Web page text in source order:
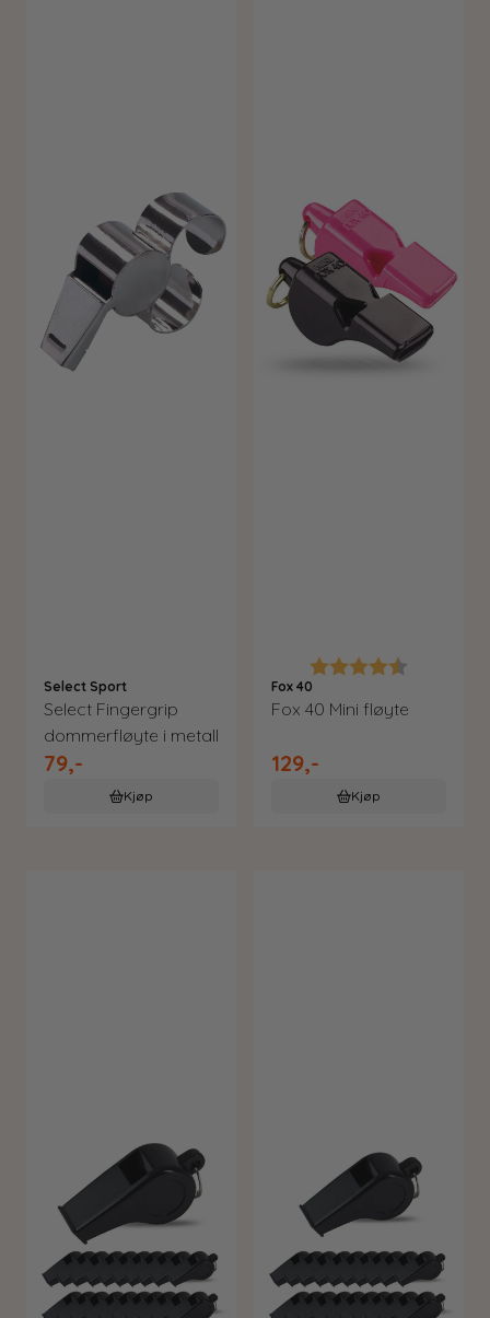
Select Sport
Select Fingergrip
dommerfløyte i metall
79,-
Kjøp
Karakter:
Fox 40
Fox 40 Mini fløyte
129,-
Kjøp